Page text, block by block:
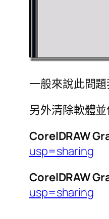
一般來說此問
另外清除軟體
CorelDRAW
usp=sharing
CorelDRAW
usp=sharing